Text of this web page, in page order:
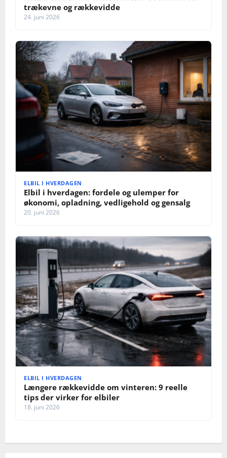
trækevne og rækkevidde
24. juni 2026
ELBIL I HVERDAGEN
Elbil i hverdagen: fordele og ulemper for
økonomi, opladning, vedligehold og gensalg
20. juni 2026
ELBIL I HVERDAGEN
Længere rækkevidde om vinteren: 9 reelle
tips der virker for elbiler
18. juni 2026